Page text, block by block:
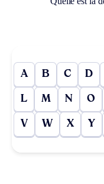
A B C D
L M N O
V W X Y